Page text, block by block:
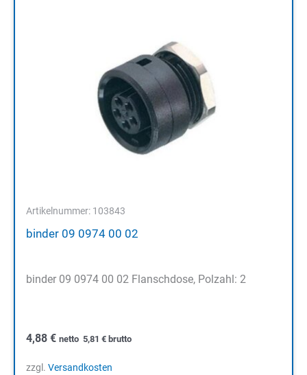
Artikelnummer: 103843
binder 09 0974 00 02
binder 09 0974 00 02 Flanschdose, Polzahl: 2
4,88 € netto 5,81 € brutto
zzgl. Versandkosten